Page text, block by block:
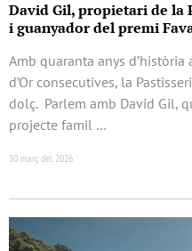
David Gil, propietari de la
i guanyador del premi
Amb quaranta anys
d’Or consecutives, la
dolç. Parlem amb David Gil,
projecte famil …
30 març del 2026